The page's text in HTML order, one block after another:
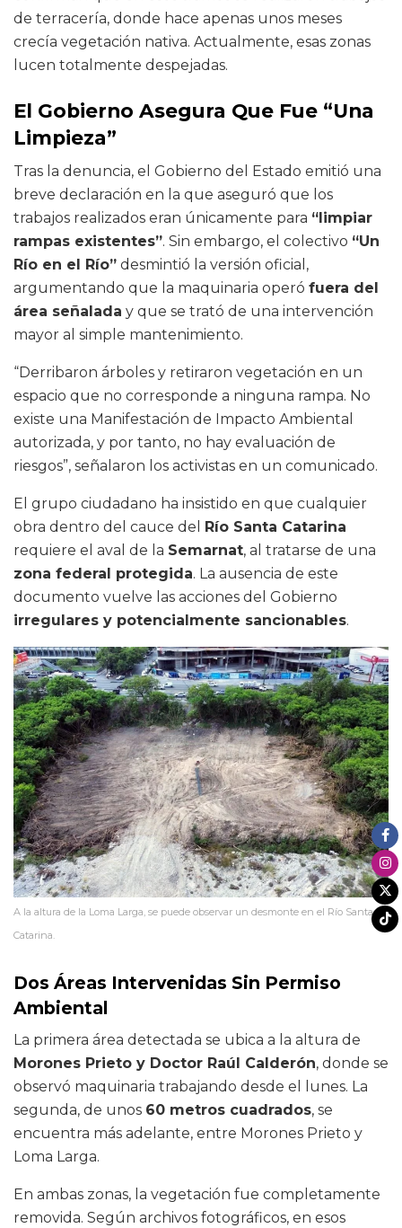
de terracería, donde hace apenas unos meses
crecía vegetación nativa. Actualmente, esas zonas
lucen totalmente despejadas.
El Gobierno Asegura Que Fue “Una
Limpieza”
Tras la denuncia, el Gobierno del Estado emitió una
breve declaración en la que aseguró que los
trabajos realizados eran únicamente para “limpiar
rampas existentes”. Sin embargo, el colectivo “Un
Río en el Río” desmintió la versión oficial,
argumentando que la maquinaria operó fuera del
área señalada y que se trató de una intervención
mayor al simple mantenimiento.
“Derribaron árboles y retiraron vegetación en un
espacio que no corresponde a ninguna rampa. No
existe una Manifestación de Impacto Ambiental
autorizada, y por tanto, no hay evaluación de
riesgos”, señalaron los activistas en un comunicado.
El grupo ciudadano ha insistido en que cualquier
obra dentro del cauce del
Río Santa Catarina
requiere el aval de la Semarnat, al tratarse de una
zona federal protegida. La ausencia de este
documento vuelve las acciones del Gobierno
irregulares y potencialmente sancionables.
A la altura de la Loma Larga, se puede observar un desmonte en el Río Santa
Catarina.
Dos Áreas Intervenidas Sin Permiso
Ambiental
La primera área detectada se ubica a la altura de
Morones Prieto y Doctor Raúl Calderón, donde se
observó maquinaria trabajando desde el lunes. La
segunda, de unos 60 metros cuadrados, se
encuentra más adelante, entre Morones Prieto y
Loma Larga.
En ambas zonas, la vegetación fue completamente
removida. Según archivos fotográficos, en esos